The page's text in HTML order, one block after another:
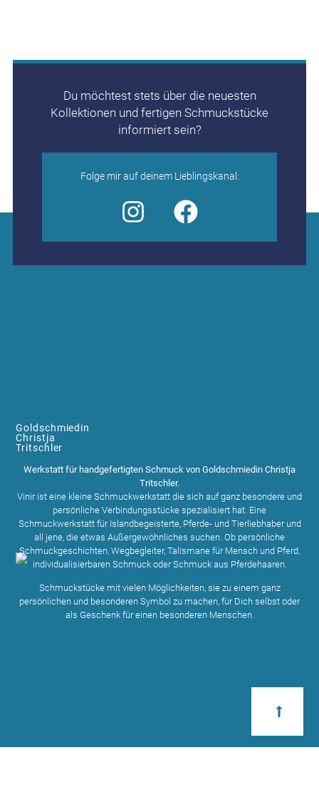
Du möchtest stets über die neuesten
Kollektionen und fertigen Schmuckstücke
informiert sein?
Folge mir auf deinem Lieblingskanal:
Goldschmiedin
Christja
Tritschler
Werkstatt für handgefertigten Schmuck von Goldschmiedin Christja
Tritschler.
Vinir ist eine kleine Schmuckwerkstatt die sich auf ganz besondere und
persönliche Verbindungsstücke spezialisiert hat. Eine
Schmuckwerkstatt für Islandbegeisterte, Pferde- und Tierliebhaber und
all jene, die etwas Außergewöhnliches suchen. Ob persönliche
Schmuckgeschichten, Wegbegleiter, Talismane für Mensch und Pferd,
individualisierbaren Schmuck oder Schmuck aus Pferdehaaren.
Schmuckstücke mit vielen Möglichkeiten, sie zu einem ganz
persönlichen und besonderen Symbol zu machen, für Dich selbst oder
als Geschenk für einen besonderen Menschen.